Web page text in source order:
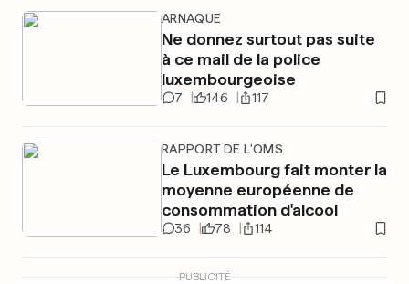
ARNAQUE
Ne donnez surtout pas suite
à ce mail de la police
luxembourgeoise
7 146 117
RAPPORT DE L'OMS
Le Luxembourg fait monter la
moyenne européenne de
consommation d'alcool
36 78 114
PUBLICITÉ